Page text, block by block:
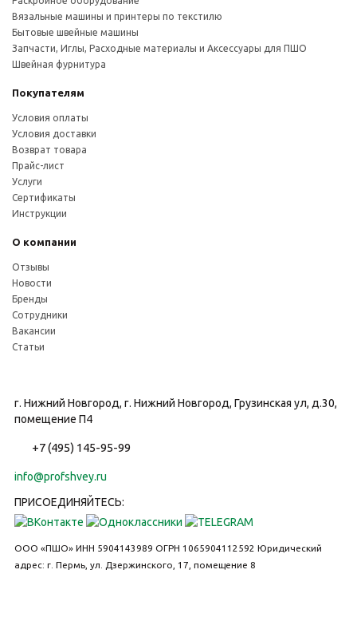
г. Нижний Новгород, г. Нижний Новгород, Грузинская ул, д.30,
помещение П4
+7 (495) 145-95-99
info@profshvey.ru
ПРИСОЕДИНЯЙТЕСЬ:
ООО «ПШО» ИНН 5904143989 ОГРН 1065904112592 Юридический
адрес: г. Пермь, ул. Дзержинского, 17, помещение 8
Вязальные машины и принтеры по текстилю
Бытовые швейные машины
Запчасти, Иглы, Расходные материалы и Аксессуары для ПШО
Швейная фурнитура
Покупателям
Условия оплаты
Условия доставки
Возврат товара
Прайс-лист
Услуги
Сертификаты
Инструкции
О компании
Отзывы
Новости
Бренды
Сотрудники
Вакансии
Статьи